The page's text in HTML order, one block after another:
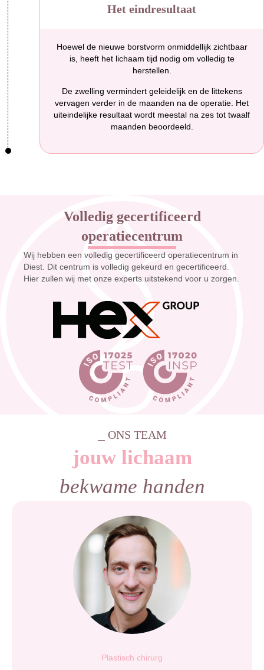
Het eindresultaat
Hoewel de nieuwe borstvorm onmiddellijk zichtbaar
is, heeft het lichaam tijd nodig om volledig te
herstellen.
De zwelling vermindert geleidelijk en de littekens
vervagen verder in de maanden na de operatie. Het
uiteindelijke resultaat wordt meestal na zes tot twaalf
maanden beoordeeld.
Volledig gecertificeerd
operatiecentrum
Wij hebben een volledig gecertificeerd operatiecentrum in
Diest. Dit centrum is volledig gekeurd en gecertificeerd.
Hier zullen wij met onze experts uitstekend voor u zorgen.
⎯ ONS TEAM
jouw lichaam
bekwame handen
Plastisch chirurg